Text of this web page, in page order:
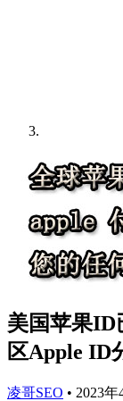
美国苹果ID
区Apple ID
凌哥SEO • 2023